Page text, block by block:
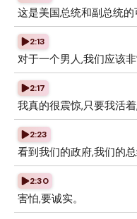
这是美国总统和副总统的
2:13
对于一个男人,我们应该非
2:17
我真的很震惊,只要我活
2:23
看到我们的政府,我们的
2:30
害怕,要诚实。